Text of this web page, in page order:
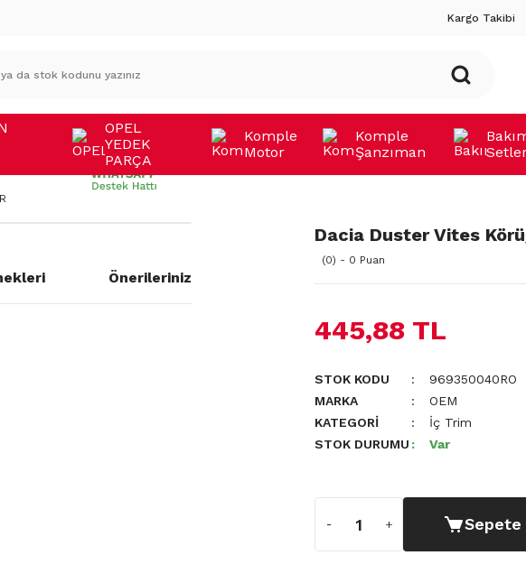
Kargo Takibi
OPEL
YEDEK
PARÇA
Komple
Motor
Komple
Şanzıman
Önerileriniz
Dacia Duster Vites
(0) - 0 Puan
445,88 TL
STOK KODU
969350040RO
MARKA
OEM
KATEGORI
İç Trim
STOK DURUMU
Var
Sepete